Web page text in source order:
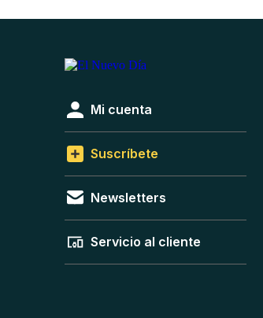
Mi cuenta
Suscríbete
Newsletters
Servicio al cliente